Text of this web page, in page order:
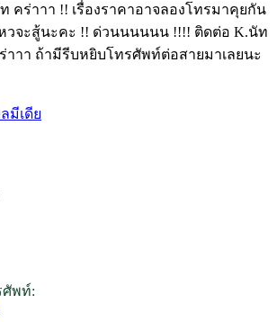
ท คร่าาา !! เรื่องราคาอาจลองโทรมาคุยกัน
วจะสู้นะคะ !! ด่วนนนนนน !!!! ติดต่อ K.นัท
ร่าาา ถ้ามีรีบหยิบโทรศัพท์ต่อสายมาเลยนะ
มีเดีย
ศัพท์: